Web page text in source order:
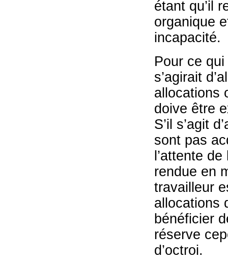
étant qu’il
organique
incapacité.
Pour ce
s’agirait
allocations
doive être
S’il s’agit
sont pas
l’attente
rendue en
travailleur
allocations
bénéficier
réserve
d’octroi.